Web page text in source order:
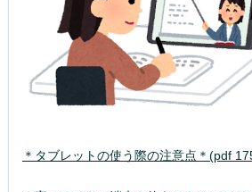
＊タブレットの使う際の注意点＊(pdf